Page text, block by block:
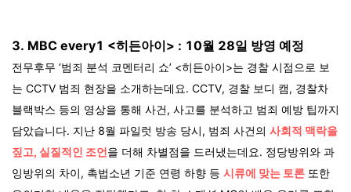
3. MBC every1 <히든아이> : 10월 28일 방영 예정
전무후무 ‘범죄 분석 코멘터리 쇼’ <히든아이>는 경찰 시점으로 보
는 CCTV 범죄 현장을 소개하는데요. CCTV, 경찰 보디 캠, 경찰차
블랙박스 등의 영상을 통해 사건, 사고를 분석하고 범죄 예방 팁까지
담았습니다. 지난 8월 파일럿 방송 당시, 범죄 사건의 사회적 맥락을
짚고, 실질적인 조언을 더해 차별점을 드러냈는데요. 정당방위와 과
잉방위의 차이, 촉법소년 기준 연령 하향 등 시류에 맞는 토론 또한